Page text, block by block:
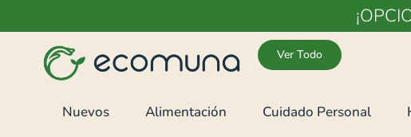
Ver Todo
Nuevos Alimentación Cuidado Personal